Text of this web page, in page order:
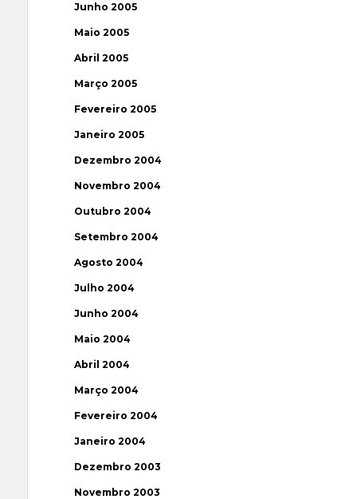
Junho 2005
Maio 2005
Abril 2005
Março 2005
Fevereiro 2005
Janeiro 2005
Dezembro 2004
Novembro 2004
Outubro 2004
Setembro 2004
Agosto 2004
Julho 2004
Junho 2004
Maio 2004
Abril 2004
Março 2004
Fevereiro 2004
Janeiro 2004
Dezembro 2003
Novembro 2003